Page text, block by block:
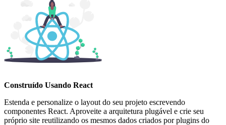
Construído Usando React
Estenda e personalize o layout do seu projeto escrevendo
componentes React. Aproveite a arquitetura plugável e crie seu
próprio site reutilizando os mesmos dados criados por plugins do